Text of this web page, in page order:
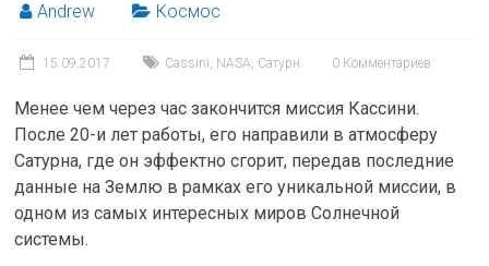
Andrew Космос
15.09.2017 Cassini, NASA, Сатурн 0 Комментариев
Менее чем через час закончится миссия Кассини.
После 20-и лет работы, его направили в атмосферу
Сатурна, где он эффектно сгорит, передав последние
данные на Землю в рамках его уникальной миссии, в
одном из самых интересных миров Солнечной
системы.